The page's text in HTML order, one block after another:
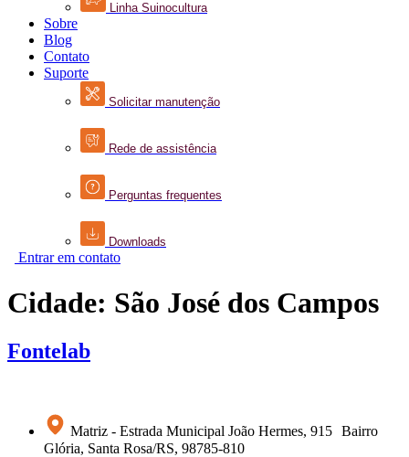
Linha Suinocultura
Sobre
Blog
Contato
Suporte
Solicitar manutenção
Rede de assistência
Perguntas frequentes
Downloads
Entrar em contato
Cidade: São José dos Campos
Fontelab
Matriz - Estrada Municipal João Hermes, 915 Bairro
Glória, Santa Rosa/RS, 98785-810